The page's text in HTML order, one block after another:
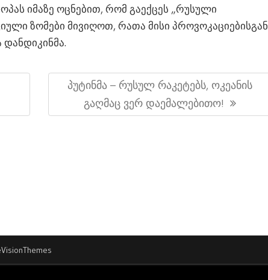
იმაზე ოცნებით, რომ გაექცეს „რუსული
ზომები მივიღოთ, რათა მისი პროვოკაციებისგან
Next
Post:
Პუტინმა – Რუსულ Რაკეტებს, Ოკეანის
Გაღმაც Ვერ Დაემალებითო!